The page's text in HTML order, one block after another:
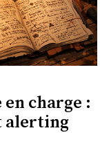
charge :
alerting